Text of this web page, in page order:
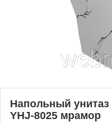
Напольный
YHJ-8025 мрамор